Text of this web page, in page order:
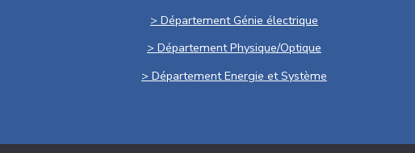
> Département Génie électrique
> Département Physique/Optique
> Département Energie et Système